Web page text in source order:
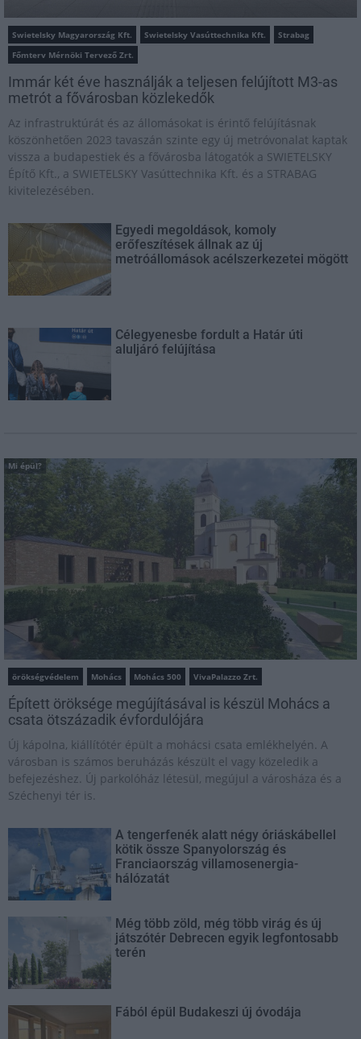
Swietelsky Magyarország Kft. Swietelsky Vasúttechnika Kft.
Strabag
Főmterv Mérnöki Tervező Zrt.
Immár két éve használják a teljesen felújított M3-as
metrót a fővárosban közlekedők
Az infrastruktúrát és az állomásokat is érintő felújításnak
köszönhetően 2023 tavaszán szinte egy új metróvonalat kaptak
vissza a budapestiek és a fővárosba látogatók a SWIETELSKY
Építő Kft., a SWIETELSKY Vasúttechnika Kft. és a STRABAG
kivitelezésében.
Egyedi megoldások, komoly
erőfeszítések állnak az új
metróállomások acélszerkezetei mögött
Célegyenesbe fordult a Határ úti
aluljáró felújítása
Mi épül?
örökségvédelem Mohács Mohács 500 VivaPalazzo Zrt.
Épített öröksége megújításával is készül Mohács a
csata ötszázadik évfordulójára
Új kápolna, kiállítótér épült a mohácsi csata emlékhelyén. A
városban is számos beruházás készült el vagy közeledik a
befejezéshez. Új parkolóház létesül, megújul a városháza és a
Széchenyi tér is.
A tengerfenék alatt négy óriáskábellel
kötik össze Spanyolország és
Franciaország villamosenergia-
hálózatát
Még több zöld, még több virág és új
játszótér Debrecen egyik legfontosabb
terén
Fából épül Budakeszi új óvodája